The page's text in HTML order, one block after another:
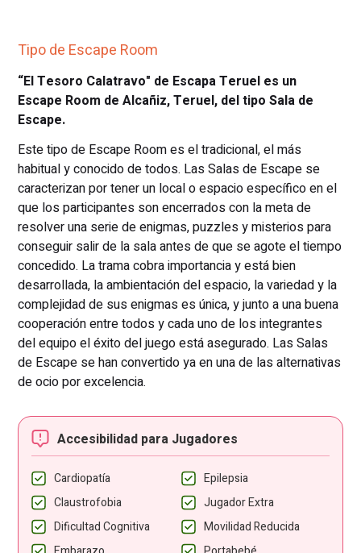
Tipo de Escape Room
“El Tesoro Calatravo" de Escapa Teruel es un
Escape Room de Alcañiz, Teruel, del tipo Sala de
Escape.
Este tipo de Escape Room es el tradicional, el más
habitual y conocido de todos. Las Salas de Escape se
caracterizan por tener un local o espacio específico en el
que los participantes son encerrados con la meta de
resolver una serie de enigmas, puzzles y misterios para
conseguir salir de la sala antes de que se agote el tiempo
concedido. La trama cobra importancia y está bien
desarrollada, la ambientación del espacio, la variedad y la
complejidad de sus enigmas es única, y junto a una buena
cooperación entre todos y cada uno de los integrantes
del equipo el éxito del juego está asegurado. Las Salas
de Escape se han convertido ya en una de las alternativas
de ocio por excelencia.
Accesibilidad para Jugadores
Cardiopatía
Epilepsia
Claustrofobia
Jugador Extra
Dificultad Cognitiva
Movilidad Reducida